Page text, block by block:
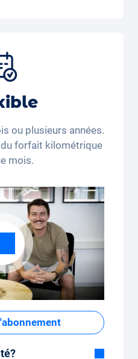
ou plusieurs années.
forfait kilométrique
mois.